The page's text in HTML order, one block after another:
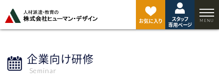
お気に入り
スタッフ
専用ページ
企業向け研修
Seminar
ジ
ト